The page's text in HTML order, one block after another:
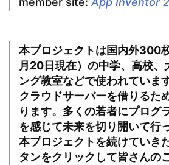
本プロジェクトは国内外300
月20日現在）の中学、高校、
ング教室などで使われていま
クラウドサーバーを借りるた
ります。多くの若者にプログ
を感じて未来を切り開いて行
本プロジェクトを続けていき
タンをクリックして皆さんの